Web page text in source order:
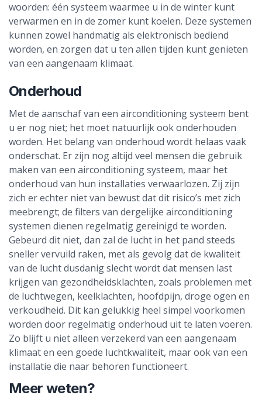
woorden: één systeem waarmee u in de winter kunt
verwarmen en in de zomer kunt koelen. Deze systemen
kunnen zowel handmatig als elektronisch bediend
worden, en zorgen dat u ten allen tijden kunt genieten
van een aangenaam klimaat.
Onderhoud
Met de aanschaf van een airconditioning systeem bent
u er nog niet; het moet natuurlijk ook onderhouden
worden. Het belang van onderhoud wordt helaas vaak
onderschat. Er zijn nog altijd veel mensen die gebruik
maken van een airconditioning systeem, maar het
onderhoud van hun installaties verwaarlozen. Zij zijn
zich er echter niet van bewust dat dit risico’s met zich
meebrengt; de filters van dergelijke airconditioning
systemen dienen regelmatig gereinigd te worden.
Gebeurd dit niet, dan zal de lucht in het pand steeds
sneller vervuild raken, met als gevolg dat de kwaliteit
van de lucht dusdanig slecht wordt dat mensen last
krijgen van gezondheidsklachten, zoals problemen met
de luchtwegen, keelklachten, hoofdpijn, droge ogen en
verkoudheid. Dit kan gelukkig heel simpel voorkomen
worden door regelmatig onderhoud uit te laten voeren.
Zo blijft u niet alleen verzekerd van een aangenaam
klimaat en een goede luchtkwaliteit, maar ook van een
installatie die naar behoren functioneert.
Meer weten?